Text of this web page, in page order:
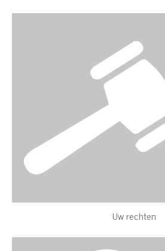
Uw rechten